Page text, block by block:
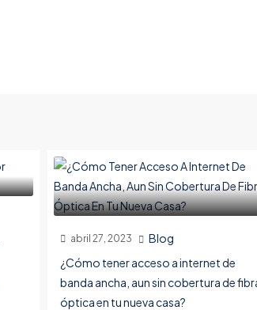
abril 27, 2023
Blog
¿Cómo tener acceso a internet de
banda ancha, aun sin cobertura de
óptica en tu nueva casa?